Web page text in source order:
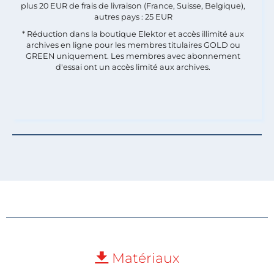
plus 20 EUR de frais de livraison (France, Suisse, Belgique),
autres pays : 25 EUR
* Réduction dans la boutique Elektor et accès illimité aux
archives en ligne pour les membres titulaires GOLD ou
GREEN uniquement. Les membres avec abonnement
d'essai ont un accès limité aux archives.
Matériaux